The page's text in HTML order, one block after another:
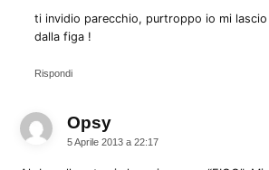
ti invidio parecchio, purtroppo io mi
dalla figa !
Rispondi
Opsydice:
5 Aprile 2013 a 22:17